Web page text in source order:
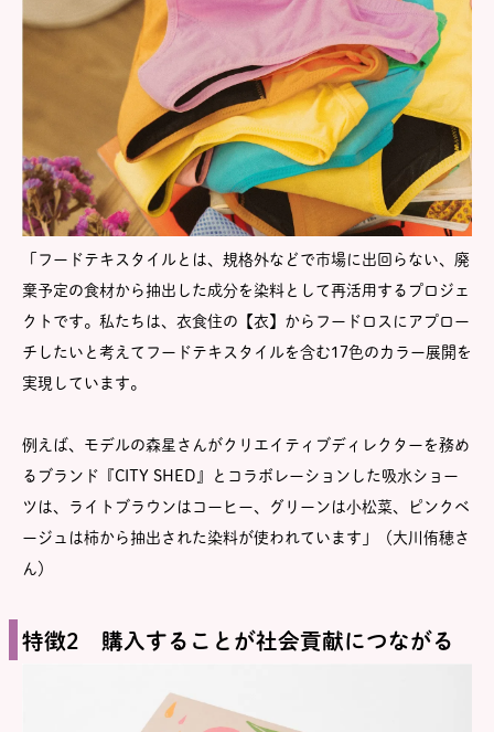
「フードテキスタイルとは、規格外などで市場に出回らない、廃
棄予定の食材から抽出した成分を染料として再活用するプロジェ
クトです。私たちは、衣食住の【衣】からフードロスにアプロー
チしたいと考えてフードテキスタイルを含む17色のカラー展開を
実現しています。
例えば、モデルの森星さんがクリエイティブディレクターを務め
るブランド『CITY SHED』とコラボレーションした吸水ショー
ツは、ライトブラウンはコーヒー、グリーンは小松菜、ピンクベ
ージュは柿から抽出された染料が使われています」（大川侑穂さ
ん）
特徴2 購入することが社会貢献につながる